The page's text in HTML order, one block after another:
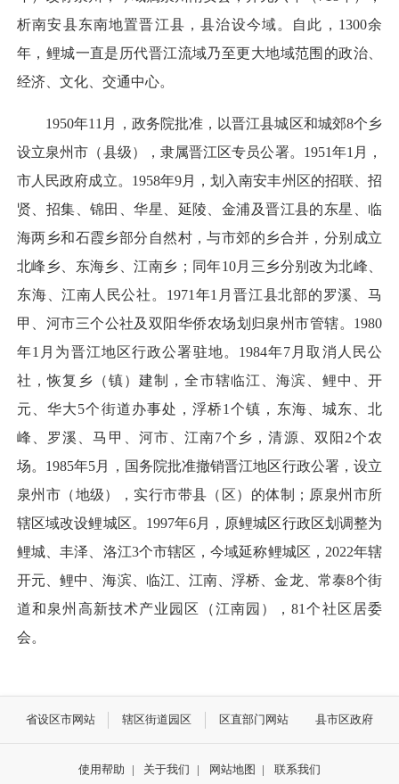
析南安县东南地置晋江县，县治设今域。自此，1300余
年，鲤城一直是历代晋江流域乃至更大地域范围的政治、
经济、文化、交通中心。
1950年11月，政务院批准，以晋江县城区和城郊8个乡
设立泉州市（县级），隶属晋江区专员公署。1951年1月，
市人民政府成立。1958年9月，划入南安丰州区的招联、招
贤、招集、锦田、华星、延陵、金浦及晋江县的东星、临
海两乡和石霞乡部分自然村，与市郊的乡合并，分别成立
北峰乡、东海乡、江南乡；同年10月三乡分别改为北峰、
东海、江南人民公社。1971年1月晋江县北部的罗溪、马
甲、河市三个公社及双阳华侨农场划归泉州市管辖。1980
年1月为晋江地区行政公署驻地。1984年7月取消人民公
社，恢复乡（镇）建制，全市辖临江、海滨、鲤中、开
元、华大5个街道办事处，浮桥1个镇，东海、城东、北
峰、罗溪、马甲、河市、江南7个乡，清源、双阳2个农
场。1985年5月，国务院批准撤销晋江地区行政公署，设立
泉州市（地级），实行市带县（区）的体制；原泉州市所
辖区域改设鲤城区。1997年6月，原鲤城区行政区划调整为
鲤城、丰泽、洛江3个市辖区，今域延称鲤城区，2022年辖
开元、鲤中、海滨、临江、江南、浮桥、金龙、常泰8个街
道和泉州高新技术产业园区（江南园），81个社区居委
会。
省设区市网站 辖区街道园区 区直部门网站 县市区政府
使用帮助 | 关于我们 | 网站地图 | 联系我们